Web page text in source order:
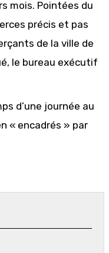
mois. Pointées du
précis et pas
de la ville de
le bureau exécutif
d’une journée au
« encadrés » par